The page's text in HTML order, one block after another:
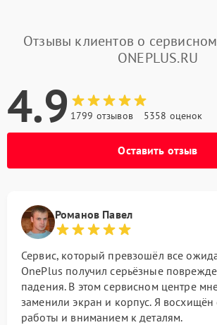
Отзывы клиентов о
ONEPLUS.RU
4.9 1799 отзывов 5358 оценок
Оставить отзыв
Романов Павел
Сервис, который превзошёл все
OnePlus получил серьёзные
падения. В этом сервисном центре
заменили экран и корпус. Я восхищён
работы и вниманием к деталям.